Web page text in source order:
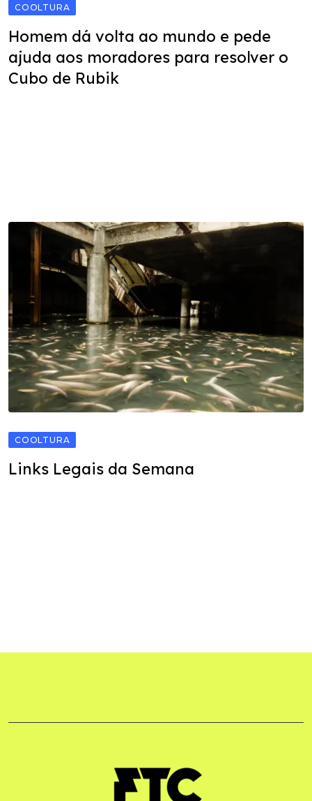
COOLTURA
Homem dá volta ao mundo e pede
ajuda aos moradores para resolver o
Cubo de Rubik
COOLTURA
Links Legais da Semana